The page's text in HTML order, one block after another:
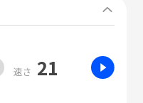
速さ 21